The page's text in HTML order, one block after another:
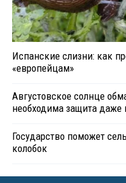
Испанские слизни: как
«европейцам»
Августовское солнце
необходима защита даже
Государство поможет
колобок